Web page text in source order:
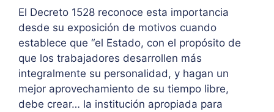
El Decreto 1528 reconoce esta importancia
desde su exposición de motivos cuando
establece que “el Estado, con el propósito de
que los trabajadores desarrollen más
integralmente su personalidad, y hagan un
mejor aprovechamiento de su tiempo libre,
debe crear… la institución apropiada para